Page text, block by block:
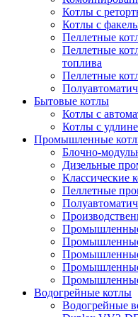
Котлы с
Котлы с
Пеллетные
Пеллетные
топлива
Пеллетные
Бытовые котлы
Котлы с
Котлы с
Промышленные
Блочно-
Дизельные
Классические
Пеллетные
Промышленные
Водогрейные котлы
Водогрейные